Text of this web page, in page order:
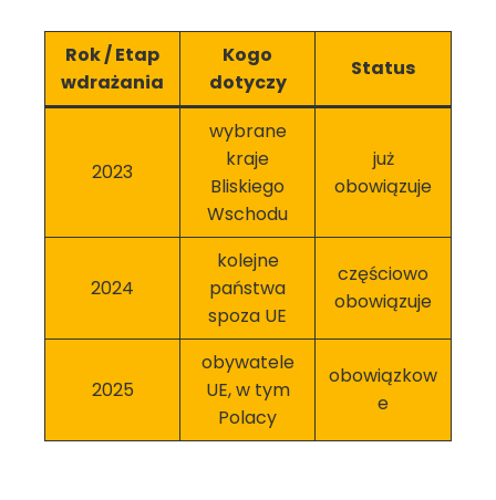
Rok / Etap
wdrażania
Kogo
dotyczy
Status
2023
wybrane
kraje
Bliskiego
Wschodu
już
obowiązuje
2024
kolejne
państwa
spoza UE
częściowo
obowiązuje
2025
obywatele
UE, w tym
Polacy
obowiązkow
e